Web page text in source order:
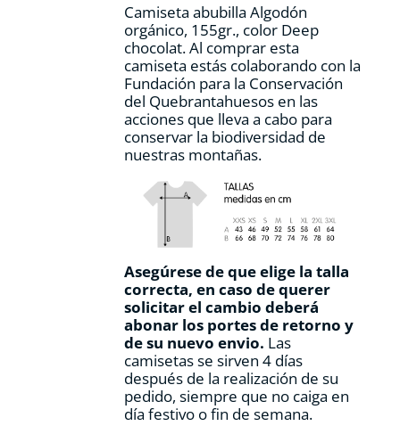
página
de
producto
Camiseta abubilla Algodón
orgánico, 155gr., color Deep
chocolat. Al comprar esta
camiseta estás colaborando con la
Fundación para la Conservación
del Quebrantahuesos en las
acciones que lleva a cabo para
conservar la biodiversidad de
nuestras montañas.
Asegúrese de que elige la talla
correcta, en caso de querer
solicitar el cambio deberá
abonar los portes de retorno y
de su nuevo envio. Las
camisetas se sirven 4 días
después de la realización de su
pedido, siempre que no caiga en
día festivo o fin de semana.